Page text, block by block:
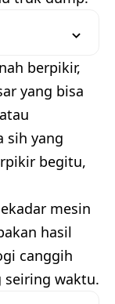
berpikir,
yang bisa
sih yang
begitu,
mesin
hasil
canggih
seiring waktu.